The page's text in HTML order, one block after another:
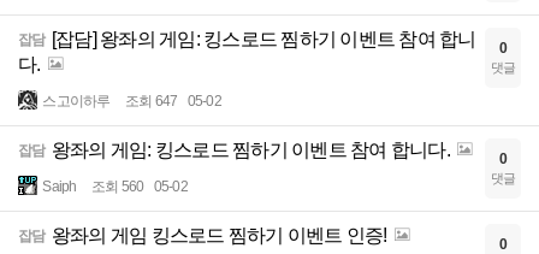
잡담 [잡담] 왕좌의 게임: 킹스로드 찜하기 이벤트 참여 합니
다.
스고이하루 조회 647 05-02
0
댓글
잡담 왕좌의 게임: 킹스로드 찜하기 이벤트 참여 합니다.
Saiph 조회 560 05-02
0
댓글
잡담 왕좌의 게임 킹스로드 찜하기 이벤트 인증! 0